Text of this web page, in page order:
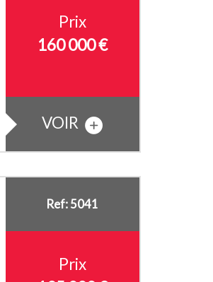
Prix
160 000 €
VOIR
Ref: 5041
Prix